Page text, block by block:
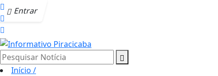
Entrar
Pesquisar Notícia
Início /